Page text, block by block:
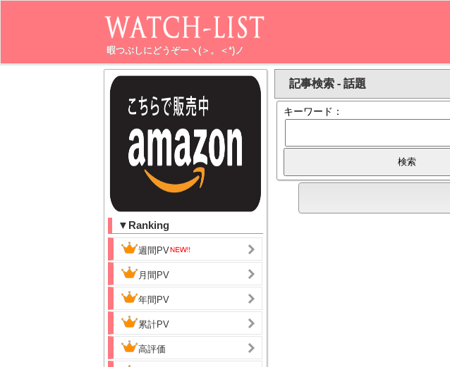
暇つぶしにどうぞーヽ(＞。＜*)ノ
▼Ranking
週間PV
月間PV
年間PV
累計PV
高評価
記事検索 - 話題
キーワード：